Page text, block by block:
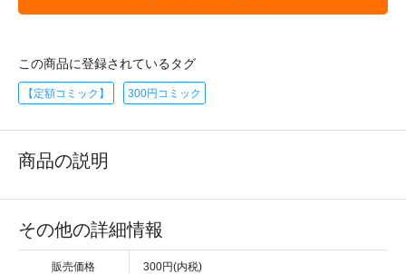
この商品に登録されているタグ
【定額コミック】 300円コミック
商品の説明
その他の詳細情報
販売価格 300円(内税)